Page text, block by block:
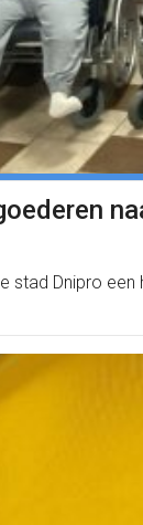
stad Dnipro